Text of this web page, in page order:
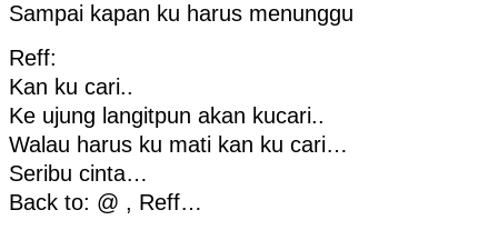
Sampai kapan ku harus menunggu
Reff:
Kan ku cari..
Ke ujung langitpun akan kucari..
Walau harus ku mati kan ku cari…
Seribu cinta…
Back to: @ , Reff…